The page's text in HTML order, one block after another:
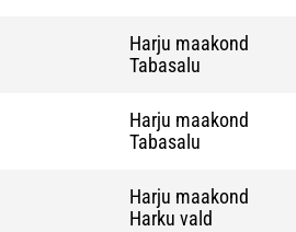
Harju maakond
Tabasalu
Harju maakond
Tabasalu
Harju maakond
Harku vald